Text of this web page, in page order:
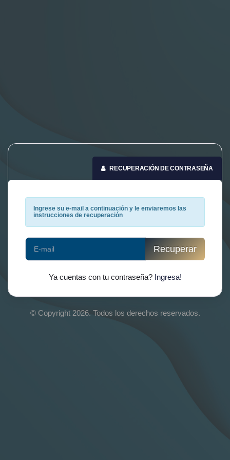
RECUPERACIÓN DE CONTRASEÑA
Ingrese su e-mail a continuación y le enviaremos las
instrucciones de recuperación
Recuperar
Ya cuentas con tu contraseña? Ingresa!
© Copyright 2026. Todos los derechos reservados.